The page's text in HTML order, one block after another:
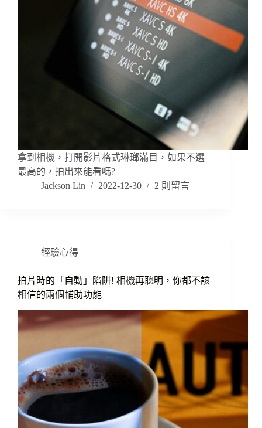
拿到相機，打開影片格式琳瑯滿目，如果不選
最高的，拍出來能看嗎?
Jackson Lin
2022-12-30 2 則留言
經驗心得
拍片時的「自動」陷阱! 相機再聰明，你都不該
相信的兩個輔助功能